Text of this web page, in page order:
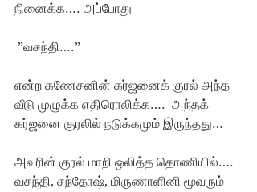
நினைக்க…. அப்போது
”வசந்தி….”
என்ற கணேசனின் கர்ஜனைக் குரல் அந்த
வீடு முழுக்க எதிரொலிக்க….  அந்தக்
கர்ஜனை குரலில் நடுக்கமும் இருந்தது…
அவரின் குரல் மாறி ஒலித்த தொணியில்….
வசந்தி, சந்தோஷ், மிருணாளினி மூவரும்